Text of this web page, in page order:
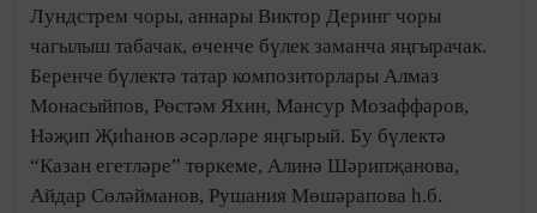
Лундстрем чоры, аннары Виктор Деринг чоры
чагылыш табачак, өченче бүлек заманча яңгырачак.
Беренче бүлектә татар композиторлары Алмаз
Монасыйпов, Рөстәм Яхин, Мансур Мозаффаров,
Нәҗип Җиһанов әсәрләре яңгырый. Бу бүлектә
“Казан егетләре” төркеме, Алинә Шәрипҗанова,
Айдар Сөләйманов, Рушания Мөшәрапова һ.б.